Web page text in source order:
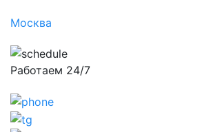
Москва
Работаем 24/7